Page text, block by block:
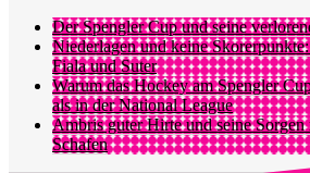
Der Spengler Cup und seine
Niederlagen und keine
Fiala und Suter
Warum das Hockey am Spengler
als in der National League
Ambris guter Hirte und seine Sorgen
Schafen